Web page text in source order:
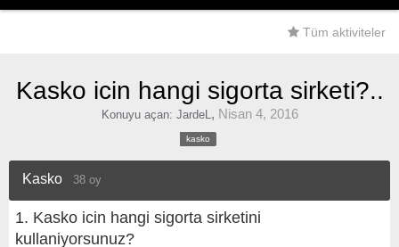
Tüm aktiviteler
Kasko icin hangi sigorta sirketi?..
Konuyu açan: JardeL , Nisan 4, 2016
kasko
Kasko 38 oy
1. Kasko icin hangi sigorta sirketini
kullaniyorsunuz?